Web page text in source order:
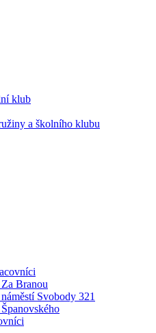
klub
a školního klubu
Branou
Svobody 321